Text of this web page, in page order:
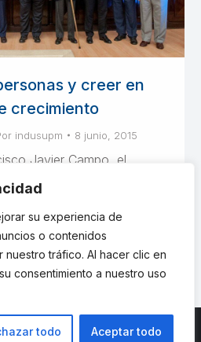
su experiencia de
o contenidos
nuestro tráfico. Al hacer clic en
consentimiento a nuestro uso
todo Aceptar todo
y creer en
crecimiento
indusupm 8 junio, 2015
Javier Campo, el
José Ignacio
ENTREGA DE PREMIOS A
DE LA ESCUELA.